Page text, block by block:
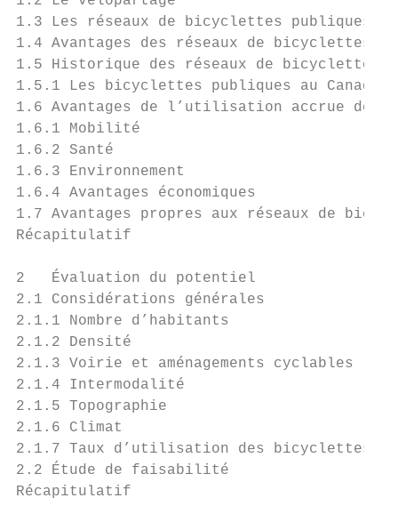
1.3 Les réseaux de bicyclettes
1.4 Avantages des réseaux de
1.5 Historique des réseaux de
1.5.1 Les bicyclettes publiques au
1.6 Avantages de l’utilisation accrue
1.6.1 Mobilité
1.6.2 Santé
1.6.3 Environnement
1.6.4 Avantages économiques
1.7 Avantages propres aux réseaux de
Récapitulatif
2   Évaluation du potentiel
2.1 Considérations générales
2.1.1 Nombre d’habitants
2.1.2 Densité
2.1.3 Voirie et aménagements
2.1.4 Intermodalité
2.1.5 Topographie
2.1.6 Climat
2.1.7 Taux d’utilisation des
2.2 Étude de faisabilité
Récapitulatif